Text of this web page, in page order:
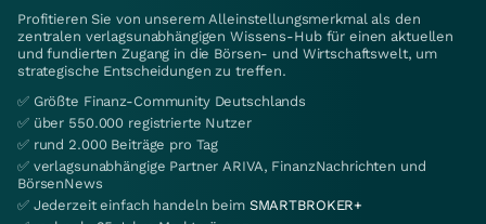
Profitieren Sie von unserem Alleinstellungsmerkmal als den
zentralen verlagsunabhängigen Wissens-Hub für einen aktuellen
und fundierten Zugang in die Börsen- und Wirtschaftswelt, um
strategische Entscheidungen zu treffen.
✅ Größte Finanz-Community Deutschlands
✅ über 550.000 registrierte Nutzer
✅ rund 2.000 Beiträge pro Tag
✅ verlagsunabhängige Partner ARIVA, FinanzNachrichten und
BörsenNews
✅ Jederzeit einfach handeln beim SMARTBROKER+